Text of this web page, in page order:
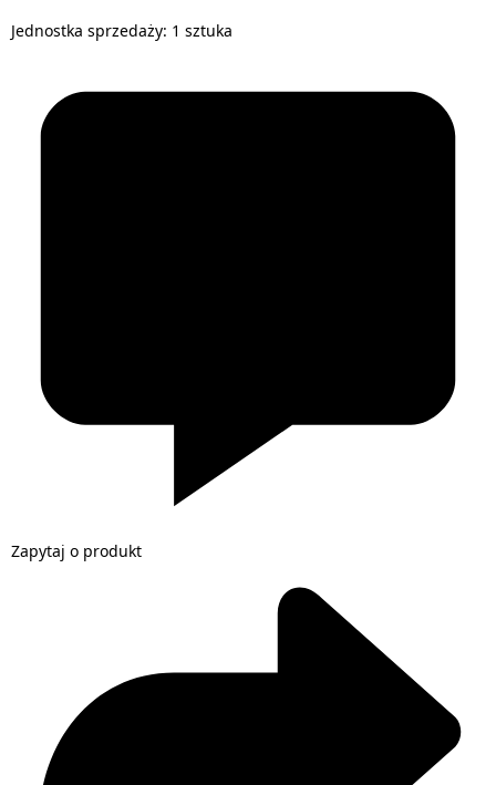
Jednostka sprzedaży: 1 sztuka
Zapytaj o produkt